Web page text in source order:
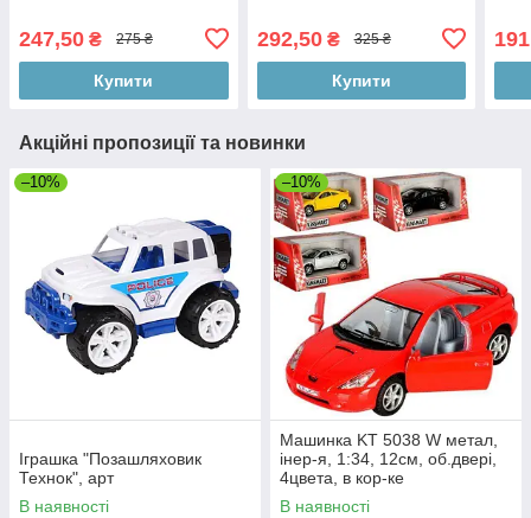
247,50 ₴ 275 ₴
Купити
292,50₴ 325 ₴
Купити
Акційні пропозиції та новинки
–10%
Іграшка "Позашляховик
Технок", арт
В наявності
–10%
Машинка KT 5038 W метал,
інер-я, 1:34, 12см, об.двері,
4цвета, в кор-ке
В наявності